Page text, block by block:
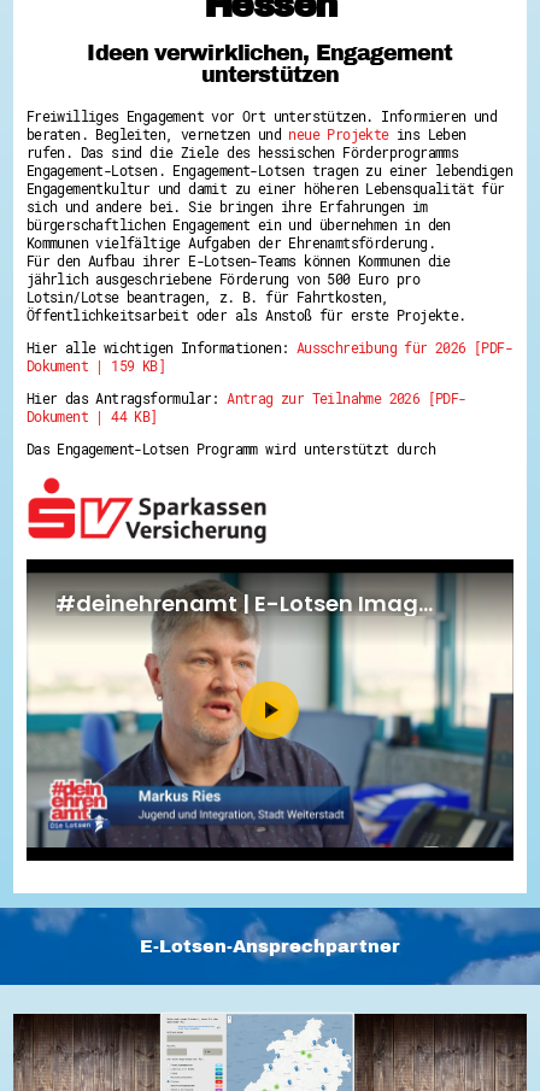
Hessen hilft Ukraine
Zeig uns dein Ehrenamt
Wettbewerb | Trikotwettbewerb
Wettbewerb | 80 Jahre Hessen - Engagement
mit Herz
8 Vereine x 80 Jahre x 1.000 €
Ausgezeichnete Projekte
Menschen des Respekts
SHARE IT: Teile deine Infos!
Gestalte dein Ehrenamt
Ehrenamts-Card Hessen
Engagement-Lotsen
Crowdfunding - Viele schaffen mehr
Ehrentag
Hessen engagiert - Digitale Themenabende
Kompetenznachweis Hessen
Service-Learning
Mach dich schlau
GEMA-Pakt
Di@-Lotsen in Hessen
Energiepreiskrise und Ehrenamt
Flüchtlingshilfe + Integration
Generationsübergreifend aktiv
Patenschaftsprojekte
Qualifizierung & Fortbildung
Stiftungen
Vereine, Spenden, Steuern - Gut zu Wissen
Versicherungsschutz
Wissenswertes rund um dein Ehrenamt
Zahlen, Daten, Fakten aus Hessen
Service
Suche
Downloads
Kontakt
Impressum
Barriere melden
Ideen verwirklichen, Engagement
unterstützen
Freiwilliges Engagement vor Ort unterstützen. Informieren und
beraten. Begleiten, vernetzen und neue Projekteins Leben
rufen. Das sind die Ziele des hessischen Förderprogramms
Engagement-Lotsen. Engagement-Lotsen tragen zu einer lebendigen
Engagementkultur und damit zu einer höheren Lebensqualität für
sich und andere bei. Sie bringen ihre Erfahrungen im
bürgerschaftlichen Engagement ein und übernehmen in den
Kommunen vielfältige Aufgaben der Ehrenamtsförderung.
Für den Aufbau ihrer E-Lotsen-Teams können Kommunen die
jährlich ausgeschriebene Förderung von 500 Euro pro
Lotsin/Lotse beantragen, z. B. für Fahrtkosten,
Öffentlichkeitsarbeit oder als Anstoß für erste Projekte.
Hier alle wichtigen Informationen: Ausschreibung für 2026 [PDF-
Dokument | 159 KB]
Hier das Antragsformular:Antrag zur Teilnahme 2026 [PDF-
Dokument | 44 KB]
Das Engagement-Lotsen Programm wird unterstützt durch
E-Lotsen-Ansprechpartner